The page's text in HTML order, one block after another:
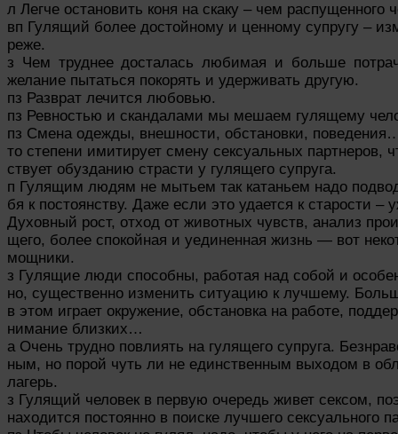
л Легче остановить коня на скаку – чем распущенного
вп Гулящий более достойному и ценному супругу –
реже.
з Чем труднее досталась любимая и больше
желание пытаться покорять и удерживать другую.
пз Разврат лечится любовью.
пз Ревностью и скандалами мы мешаем гулящему
пз Смена одежды, внешности, обстановки,
то степени имитирует смену сексуальных партнеров,
ствует обузданию страсти у гулящего супруга.
п Гулящим людям не мытьем так катаньем надо
бя к постоянству. Даже если это удается к старости –
Духовный рост, отход от животных чувств, анализ
щего, более спокойная и уединенная жизнь — вот
мощники.
з Гулящие люди способны, работая над собой и
но, существенно изменить ситуацию к лучшему.
в этом играет окружение, обстановка на работе,
нимание близких…
а Очень трудно повлиять на гулящего супруга.
ным, но порой чуть ли не единственным выходом в
лагерь.
з Гулящий человек в первую очередь живет сексом,
находится постоянно в поиске лучшего сексуального